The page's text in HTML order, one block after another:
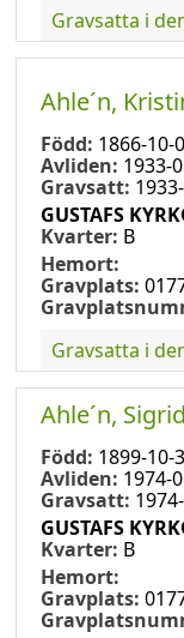
Gravsatta i
Ahle´n,
Född: 1866-10-
Avliden: 1933-
Gravsatt:
GUSTAFS
Kvarter: B
Hemort:
Gravplats:
Gravsatta i
Ahle´n, Sigrid
Född: 1899-10-
Avliden: 1974-
Gravsatt:
GUSTAFS
Kvarter: B
Hemort:
Gravplats: